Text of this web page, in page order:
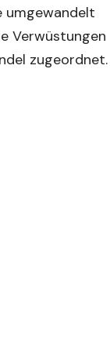
umgewandelt
Verwüstungen
zugeordnet.